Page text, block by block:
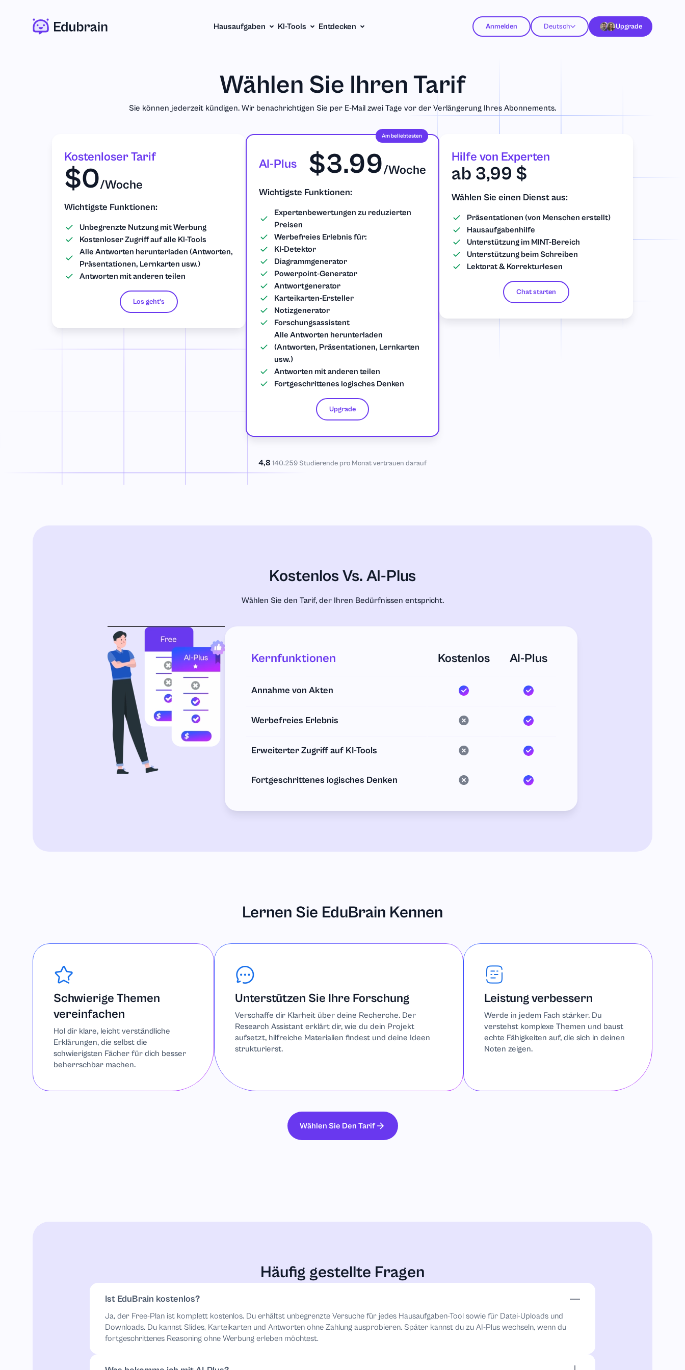
Hausaufgaben KI-Tools Entdecken Anmelden Deutsch Upgrade
Wählen Sie Ihren Tarif
Sie können jederzeit kündigen. Wir benachrichtigen Sie per E-Mail zwei Tage vor der Verlängerung Ihres Abonnements.
Kostenloser Tarif
$0/Woche
Wichtigste Funktionen:
Unbegrenzte Nutzung mit Werbung
Kostenloser Zugriff auf alle KI-Tools
Alle Antworten herunterladen (Antworten,
Präsentationen, Lernkarten usw.)
Antworten mit anderen teilen
Los geht’s
Am beliebtesten
AI-Plus $3.99/Woche
Wichtigste Funktionen:
Expertenbewertungen zu reduzierten
Preisen
Werbefreies Erlebnis für:
KI-Detektor
Diagrammgenerator
Powerpoint-Generator
Antwortgenerator
Karteikarten-Ersteller
Notizgenerator
Forschungsassistent
Alle Antworten herunterladen
(Antworten, Präsentationen, Lernkarten
usw.)
Antworten mit anderen teilen
Fortgeschrittenes logisches Denken
Upgrade
Hilfe von Experten
ab 3,99 $
Wählen Sie einen Dienst aus:
Präsentationen (von Menschen erstellt)
Hausaufgabenhilfe
Unterstützung im MINT-Bereich
Unterstützung beim Schreiben
Lektorat & Korrekturlesen
Chat starten
4,8 140.259 Studierende pro Monat vertrauen darauf
Kostenlos Vs. AI-Plus
Wählen Sie den Tarif, der Ihren Bedürfnissen entspricht.
Kernfunktionen Kostenlos AI-Plus
Annahme von Akten
Werbefreies Erlebnis
Erweiterter Zugriff auf KI-Tools
Fortgeschrittenes logisches Denken
Lernen Sie EduBrain Kennen
Schwierige Themen
vereinfachen
Hol dir klare, leicht verständliche
Erklärungen, die selbst die
schwierigsten Fächer für dich besser
beherrschbar machen.
Unterstützen Sie Ihre Forschung
Verschaffe dir Klarheit über deine Recherche. Der
Research Assistant erklärt dir, wie du dein Projekt
aufsetzt, hilfreiche Materialien findest und deine Ideen
strukturierst.
Leistung verbessern
Werde in jedem Fach stärker. Du
verstehst komplexe Themen und baust
echte Fähigkeiten auf, die sich in deinen
Noten zeigen.
Wählen Sie Den Tarif
Häufig gestellte Fragen
Ist EduBrain kostenlos?
Ja, der Free-Plan ist komplett kostenlos. Du erhältst unbegrenzte Versuche für jedes Hausaufgaben-Tool sowie für Datei-Uploads und
Downloads. Du kannst Slides, Karteikarten und Antworten ohne Zahlung ausprobieren. Später kannst du zu AI-Plus wechseln, wenn du
fortgeschrittenes Reasoning ohne Werbung erleben möchtest.